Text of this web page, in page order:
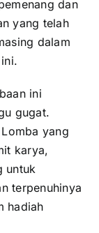
dan
yang telah
dalam
ini
gugat.
yang
karya,
untuk
terpenuhinya
hadiah